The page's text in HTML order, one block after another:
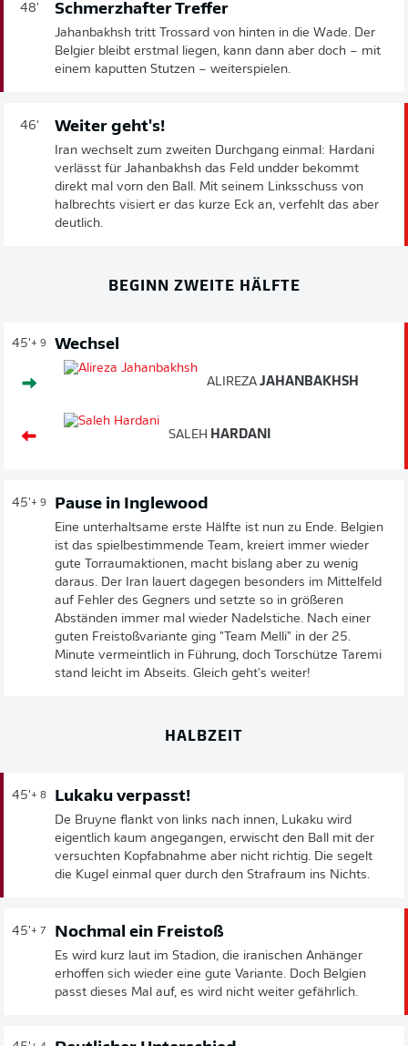
48' Schmerzhafter Treffer
Jahanbakhsh tritt Trossard von hinten in die Wade. Der
Belgier bleibt erstmal liegen, kann dann aber doch – mit
einem kaputten Stutzen – weiterspielen.
46' Weiter geht's!
Iran wechselt zum zweiten Durchgang einmal: Hardani
verlässt für Jahanbakhsh das Feld undder bekommt
direkt mal vorn den Ball. Mit seinem Linksschuss von
halbrechts visiert er das kurze Eck an, verfehlt das aber
deutlich.
BEGINN ZWEITE HÄLFTE
45'+ 9 Wechsel
ALIREZA JAHANBAKHSH
SALEH HARDANI
45'+ 9 Pause in Inglewood
Eine unterhaltsame erste Hälfte ist nun zu Ende. Belgien
ist das spielbestimmende Team, kreiert immer wieder
gute Torraumaktionen, macht bislang aber zu wenig
daraus. Der Iran lauert dagegen besonders im Mittelfeld
auf Fehler des Gegners und setzte so in größeren
Abständen immer mal wieder Nadelstiche. Nach einer
guten Freistoßvariante ging "Team Melli" in der 25.
Minute vermeintlich in Führung, doch Torschütze Taremi
stand leicht im Abseits. Gleich geht's weiter!
HALBZEIT
45'+ 8 Lukaku verpasst!
De Bruyne flankt von links nach innen, Lukaku wird
eigentlich kaum angegangen, erwischt den Ball mit der
versuchten Kopfabnahme aber nicht richtig. Die segelt
die Kugel einmal quer durch den Strafraum ins Nichts.
45'+ 7 Nochmal ein Freistoß
Es wird kurz laut im Stadion, die iranischen Anhänger
erhoffen sich wieder eine gute Variante. Doch Belgien
passt dieses Mal auf, es wird nicht weiter gefährlich.